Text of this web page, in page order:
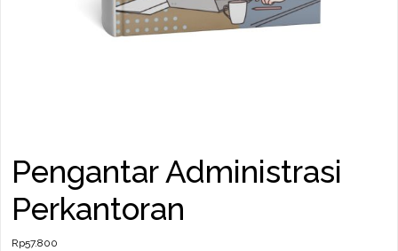
Pengantar Administrasi
Perkantoran
Rp57.800